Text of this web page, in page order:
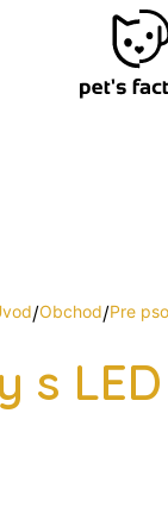
/Obchod/Pre
s